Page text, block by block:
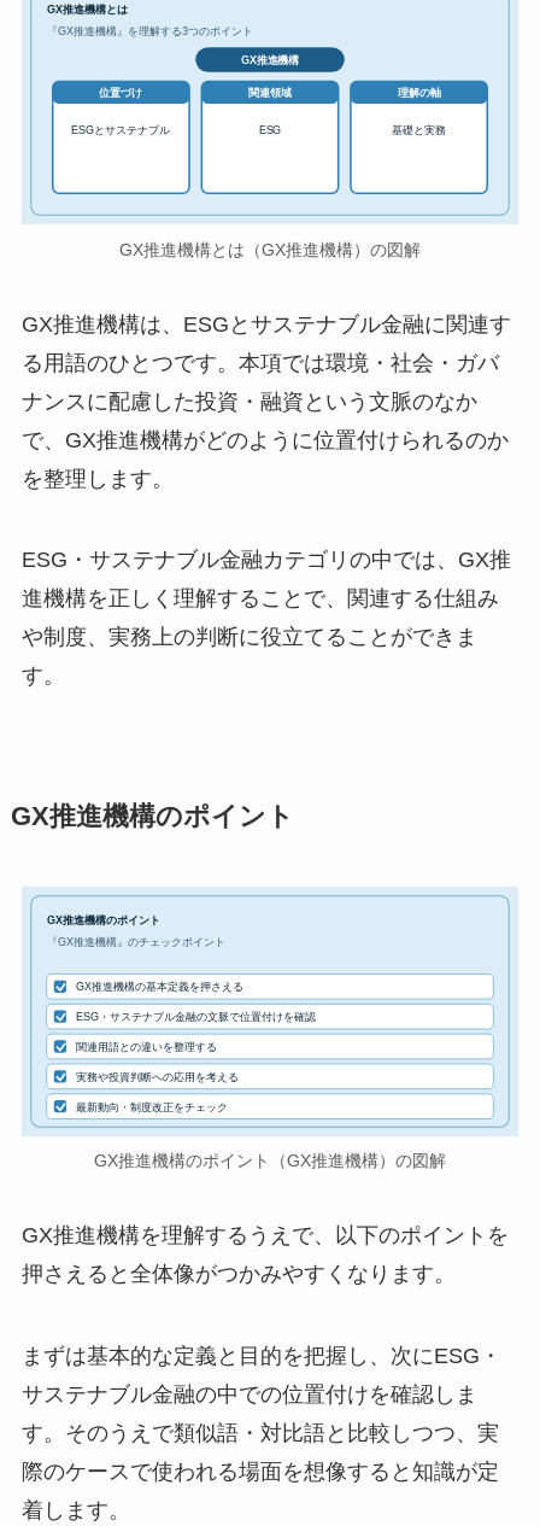
GX推進機構とは
『GX推進機構』を理解する3つのポイント
GX推進機構
位置づけ
ESGとサステナブル
関連領域
ESG
理解の軸
基礎と実務
GX推進機構とは（GX推進機構）の図解
GX推進機構は、ESGとサステナブル金融に関連す
る用語のひとつです。本項では環境・社会・ガバ
ナンスに配慮した投資・融資という文脈のなか
で、GX推進機構がどのように位置付けられるのか
を整理します。
ESG・サステナブル金融カテゴリの中では、GX推
進機構を正しく理解することで、関連する仕組み
や制度、実務上の判断に役立てることができま
す。
GX推進機構のポイント
GX推進機構のポイント
『GX推進機構』のチェックポイント
GX推進機構の基本定義を押さえる
ESG・サステナブル金融の文脈で位置付けを確認
関連用語との違いを整理する
実務や投資判断への応用を考える
最新動向・制度改正をチェック
GX推進機構のポイント（GX推進機構）の図解
GX推進機構を理解するうえで、以下のポイントを
押さえると全体像がつかみやすくなります。
まずは基本的な定義と目的を把握し、次にESG・
サステナブル金融の中での位置付けを確認しま
す。そのうえで類似語・対比語と比較しつつ、実
際のケースで使われる場面を想像すると知識が定
着します。